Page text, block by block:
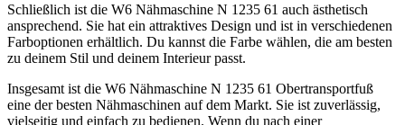
Schließlich ist die W6 Nähmaschine N 1235 61 auch ästhetisch
ansprechend. Sie hat ein attraktives Design und ist in verschiedenen
Farboptionen erhältlich. Du kannst die Farbe wählen, die am besten
zu deinem Stil und deinem Interieur passt.
Insgesamt ist die W6 Nähmaschine N 1235 61 Obertransportfuß
eine der besten Nähmaschinen auf dem Markt. Sie ist zuverlässig,
vielseitig und einfach zu bedienen. Wenn du nach einer